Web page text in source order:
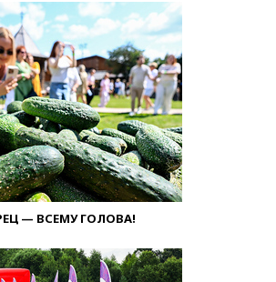
— ВСЕМУ ГОЛОВА!